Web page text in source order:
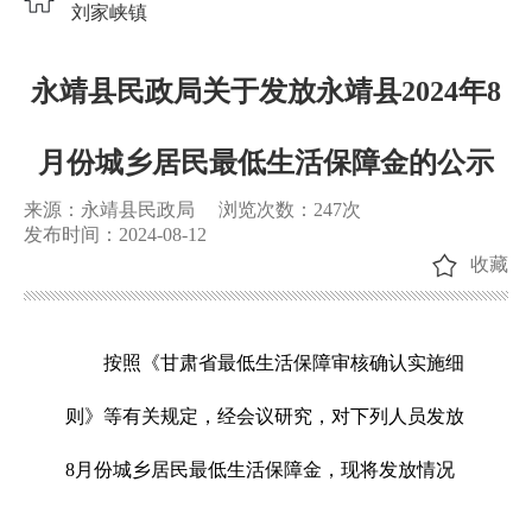
刘家峡镇
永靖县民政局关于发放永靖县2024年8
月份城乡居民最低生活保障金的公示
来源：永靖县民政局 浏览次数： 247次
发布时间：2024-08-12
收藏
按照《甘肃省最低生活保障审核确认实施细
则》等有关规定，经会议研究，对下列人员发放
8月份城乡居民最低生活保障金，现将发放情况